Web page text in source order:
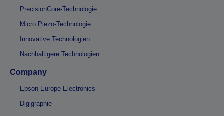
PrecisionCore-Technologie
Micro Piezo-Technologie
Innovative Technologien
Nachhaltigere Technologien
Company
Epson Europe Electronics
Digigraphie